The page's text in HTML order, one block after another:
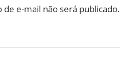
de e-mail não será publicado.